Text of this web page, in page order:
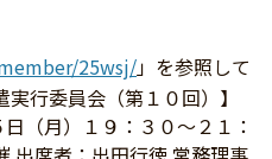
25wsj/」を参照して
行委員会（第１０回）】
（月）１９：３０～２１：